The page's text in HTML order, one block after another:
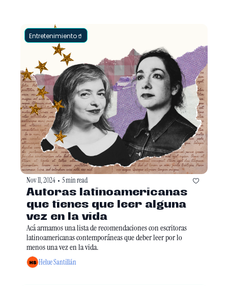
Entretenimiento🥤
Nov 11, 2024 • 5 min read
Autoras latinoamericanas
que tienes que leer alguna
vez en la vida
Acá armamos una lista de recomendaciones con escritoras
latinoamericanas contemporáneas que deber leer por lo
menos una vez en la vida.
Helue Santillán